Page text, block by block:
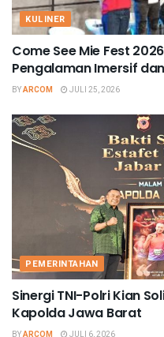
KULINER
Come See Mie Fest
Pengalaman Imersif
BYARCOM JULI 25, 2026
PEMERINTAHAN
Sinergi TNI-Polri Kian
Kapolda Jawa Barat
BYARCOM JULI 6, 2026